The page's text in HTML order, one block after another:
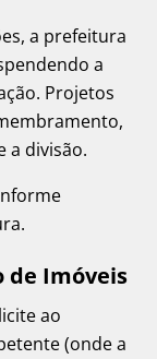
a prefeitura
a
Projetos
a divisão.
de Imóveis
ao
(onde a